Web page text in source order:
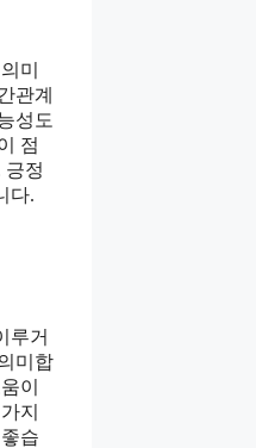
미
관계
성도
점
긍정
다.
루거
미합
이
지
습